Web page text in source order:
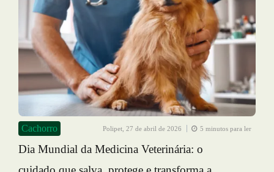
Cachorro Polipet, 27 de abril de 2026 5 minutos para ler
Dia Mundial da Medicina Veterinária: o